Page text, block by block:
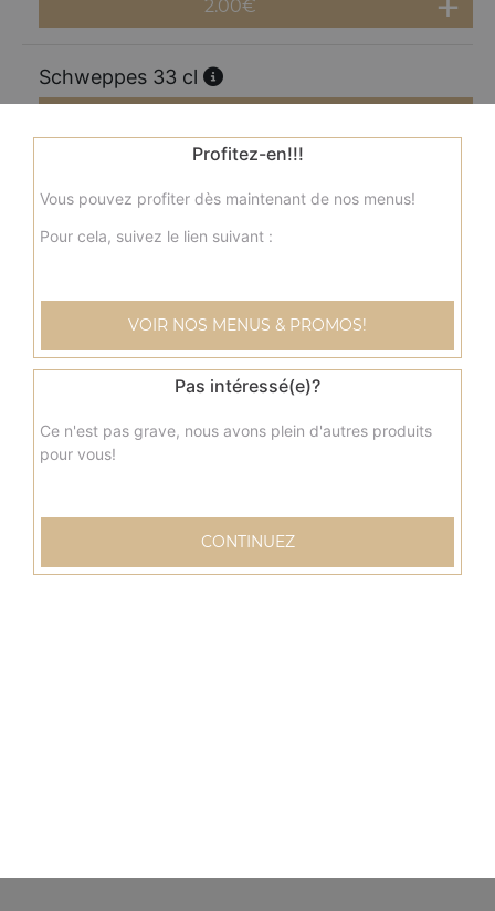
2.00€
Schweppes 33 cl
Perrier 33 cl
2.00€
Coca cola 1.25l
Ice tea 1,25l
3.50€
Profitez-en!!!
Vous pouvez profiter dès maintenant de nos menus!
Pour cela, suivez le lien suivant :
VOIR NOS MENUS & PROMOS!
Pas intéressé(e)?
Ce n'est pas grave, nous avons plein d'autres produits
pour vous!
CONTINUEZ